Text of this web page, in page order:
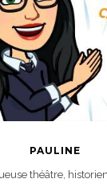
PAULINE
théâtre,